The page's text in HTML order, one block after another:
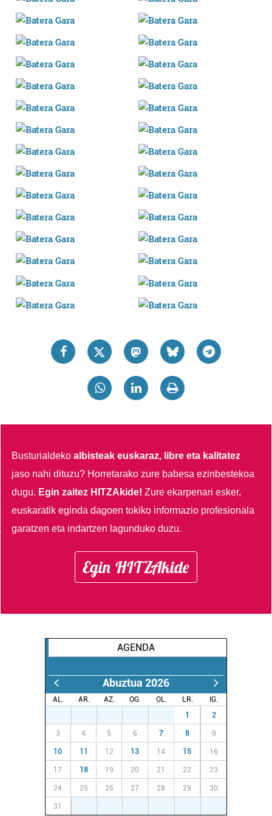
Busturialdekoalbisteak euskaraz, libre eta kalitatez
jaso nahi dituzu? Horretarako zure babesa ezinbestekoa
dugu. Egin zaitez HITZAkide!Zure ekarpenari esker,
euskaratik eginda dagoen tokiko informazio profesionala
garatzen eta indartzen lagunduko duzu.
Egin HITZAkide
AGENDA
Abuztua 2026
AL. AR. AZ. OG. OL. LR.
IG.
1 2
3 4 5 6 7 8 9
10 11 12 13 14 15 16
17 18 19 20 21 22 23
24 25 26 27 28 29 30
31